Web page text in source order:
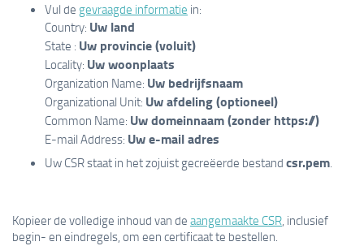
Vul de gevraagde informatie in:
Country: Uw land
State : Uw provincie (voluit)
Locality: Uw woonplaats
Organization Name: Uw bedrijfsnaam
Organizational Unit: Uw afdeling (optioneel)
Common Name: Uw domeinnaam (zonder https://)
E-mail Address: Uw e-mail adres
Uw CSR staat in het zojuist gecreëerde bestand csr.pem.
Kopieer de volledige inhoud van de aangemaakte CSR, inclusief
begin- en eindregels, om een certificaat te bestellen.